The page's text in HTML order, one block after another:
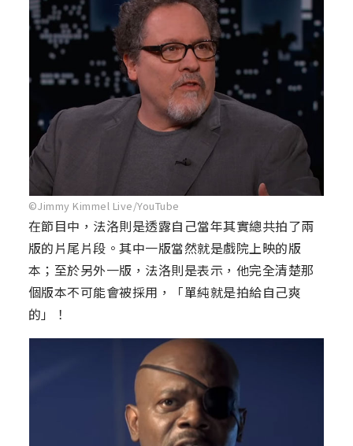
©Jimmy Kimmel Live/YouTube
在節目中，法洛則是透露自己當年其實總共拍了兩
版的片尾片段。其中一版當然就是戲院上映的版
本；至於另外一版，法洛則是表示，他完全清楚那
個版本不可能會被採用，「單純就是拍給自己爽
的」！